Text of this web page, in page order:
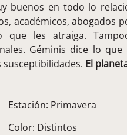
buenos en todo lo
académicos, abogados
que les atraiga.
Géminis dice lo
susceptibilidades. El
Estación: Primavera
Color: Distintos